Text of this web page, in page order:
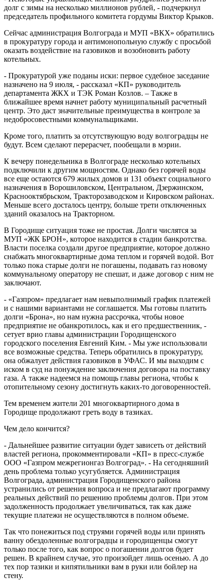
долг с зимы на несколько миллионов рублей, - подчеркнул
председатель профильного комитета гордумы Виктор Крыков.
Сейчас администрация Волгограда и МУП «ВКХ» обратились
в прокуратуру города и антимонопольную службу с просьбой
оказать воздействие на газовиков и возобновить работу
котельных.
- Прокуратурой уже поданы иски: первое судебное заседание
назначено на 9 июля, - рассказал «КП» руководитель
департамента ЖКХ и ТЭК Роман Козлов. – Также в
ближайшее время начнет работу муниципальный расчетный
центр. Это даст значительные преимущества в контроле за
недобросовестными коммунальщиками.
Кроме того, платить за отсутствующую воду волгоградцы не
будут. Всем сделают перерасчет, пообещали в мэрии.
К вечеру понедельника в Волгограде несколько котельных
подключили к другим мощностям. Однако без горячей воды
все еще остаются 679 жилых домов и 131 объект социального
назначения в Ворошиловском, Центральном, Дзержинском,
Краснооктябрьском, Тракторозаводском и Кировском районах.
Меньше всего досталось центру, больше трети отключенных
зданий оказалось на Тракторном.
В Городище ситуация тоже не простая. Долги числятся за
МУП «ЖК БРОН», которое находится в стадии банкротства.
Власти поселка создали другое предприятие, которое должно
снабжать многоквартирные дома теплом и горячей водой. Вот
только пока старые долги не погашены, подавать газ новому
коммунальному оператору не спешат, и даже договор с ним не
заключают.
- «Газпром» предлагает нам невыполнимый график платежей
и с нашими вариантами не соглашается. Мы готовы платить
долги «Брона», но нам нужна рассрочка, чтобы новое
предприятие не обанкротилось, как и его предшественник, -
сетует врио главы администрации Городищенского
городского поселения Евгений Ким. - Мы уже использовали
все возможные средства. Теперь обратились в прокуратуру,
она обжалует действия газовиков в УФАС. И мы выходим с
иском в суд на понуждение заключения договора на поставку
газа. А также надеемся на помощь главы региона, чтобы к
отопительному сезону достигнуть каких-то договоренностей.
Тем временем жители 201 многоквартирного дома в
Городище продолжают греть воду в тазиках.
Чем дело кончится?
- Дальнейшее развитие ситуации будет зависеть от действий
властей региона, прокомментировали «КП» в пресс-службе
ООО «Газпром межрегионгаз Волгоград». - На сегодняшний
день проблема только усугубляется. Администрация
Волгограда, администрация Городищенского района
устранились от решения вопроса и не предлагают программу
реальных действий по решению проблемы долгов. При этом
задолженность продолжает увеличиваться, так как даже
текущие платежи не осуществляются в полном объеме.
Так что понежиться под струями горячей воды или принять
ванну обездоленные волгоградцы и городищенцы смогут
только после того, как вопрос о погашении долгов будет
решен. В крайнем случае, это произойдет лишь осенью. А до
тех пор тазики и кипятильники вам в руки или бойлер на
стену.